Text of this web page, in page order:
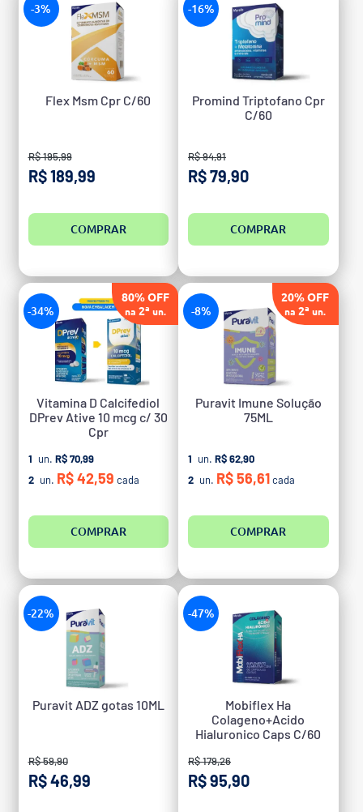
-3%
Flex Msm Cpr C/60
R$ 195,99
R$ 189,99
COMPRAR
-16%
Promind Triptofano Cpr
C/60
R$ 94,91
R$ 79,90
COMPRAR
80% OFF
na 2ª un.
-34%
Vitamina D Calcifediol
DPrev Ative 10 mcg c/ 30
Cpr
1 un. R$ 70,99
2 un. R$ 42,59 cada
COMPRAR
20% OFF
na 2ª un.
-8%
Puravit Imune Solução
75ML
1 un. R$ 62,90
2 un. R$ 56,61cada
COMPRAR
-22%
Puravit ADZ gotas 10ML
R$ 59,90
R$ 46,99
-47%
Mobiflex Ha
Colageno+Acido
Hialuronico Caps C/60
R$ 179,26
R$ 95,90